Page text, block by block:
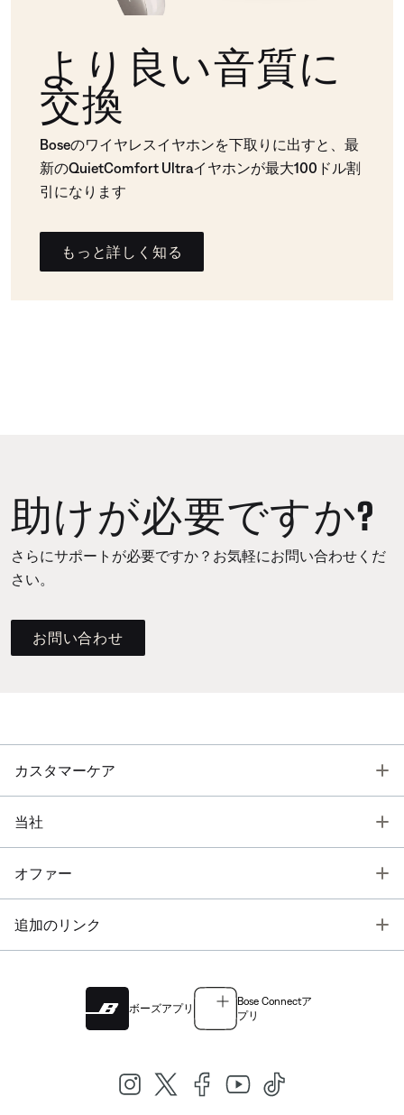
より良い音質に
交換
Boseのワイヤレスイヤホンを下取りに出すと、最
新のQuietComfort Ultraイヤホンが最大100ドル割
引になります
もっと詳しく知る
助けが必要ですか?
さらにサポートが必要ですか？お気軽にお問い合わせくだ
さい。
お問い合わせ
カスタマーケア
当社
オファー
追加のリンク
ボーズアプリ
Bose Connectア
プリ